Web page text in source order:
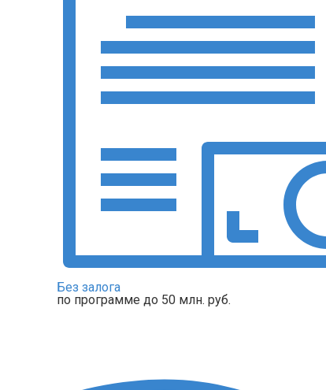
Без залога
по программе до 50 млн. руб.